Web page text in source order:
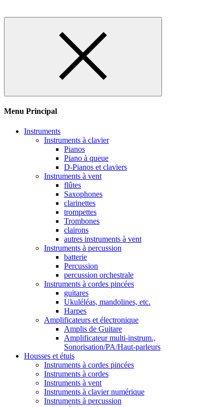
Menu Principal
Instruments
Instruments à clavier
Pianos
Piano à queue
D-Pianos et claviers
Instruments à vent
flûtes
Saxophones
clarinettes
trompettes
Trombones
clairons
autres instruments à vent
Instruments à percussion
batterie
Percussion
percussion orchestrale
Instruments à cordes pincées
guitares
Ukuléléas, mandolines, etc.
Harpes
Amplificateurs et électronique
Amplis de Guitare
Amplificateur multi-instrum.,
Sonorisation/PA/Haut-parleurs
Housses et étuis
Instruments à cordes pincées
Instruments à cordes
Instruments à vent
Instruments à clavier numérique
Instruments à percussion